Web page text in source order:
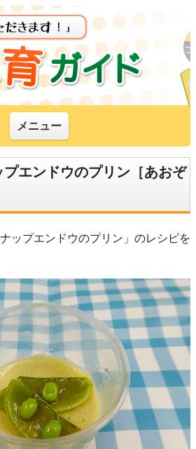
メニュー
プエンドウのプリン［あおぞ
ップエンドウのプリン」のレシピを